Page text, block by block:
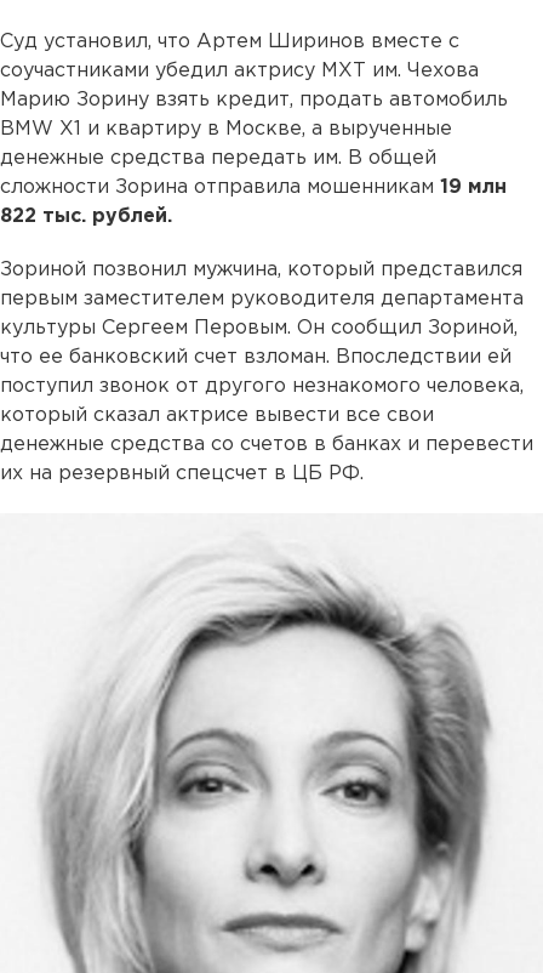
Суд установил, что Артем Ширинов вместе с
соучастниками убедил актрису МХТ им. Чехова
Марию Зорину взять кредит, продать автомобиль
BMW Х1 и квартиру в Москве, а вырученные
денежные средства передать им. В общей
сложности Зорина отправила мошенникам 19 млн
822 тыс. рублей.
Зориной позвонил мужчина, который представился
первым заместителем руководителя департамента
культуры Сергеем Перовым. Он сообщил Зориной,
что ее банковский счет взломан. Впоследствии ей
поступил звонок от другого незнакомого человека,
который сказал актрисе вывести все свои
денежные средства со счетов в банках и перевести
их на резервный спецсчет в ЦБ РФ.